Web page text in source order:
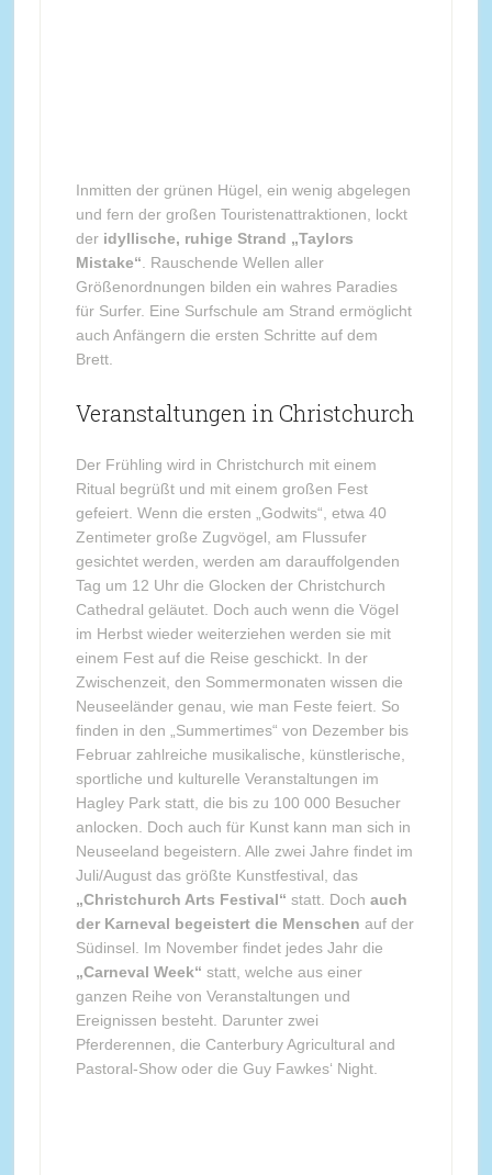
Inmitten der grünen Hügel, ein wenig abgelegen
und fern der großen Touristenattraktionen, lockt
der idyllische, ruhige Strand „Taylors
Mistake“ . Rauschende Wellen aller
Größenordnungen bilden ein wahres Paradies
für Surfer. Eine Surfschule am Strand ermöglicht
auch Anfängern die ersten Schritte auf dem
Brett.
Veranstaltungen in Christchurch
Der Frühling wird in Christchurch mit einem
Ritual begrüßt und mit einem großen Fest
gefeiert. Wenn die ersten „Godwits“, etwa 40
Zentimeter große Zugvögel, am Flussufer
gesichtet werden, werden am darauffolgenden
Tag um 12 Uhr die Glocken der Christchurch
Cathedral geläutet. Doch auch wenn die Vögel
im Herbst wieder weiterziehen werden sie mit
einem Fest auf die Reise geschickt. In der
Zwischenzeit, den Sommermonaten wissen die
Neuseeländer genau, wie man Feste feiert. So
finden in den „Summertimes“ von Dezember bis
Februar zahlreiche musikalische, künstlerische,
sportliche und kulturelle Veranstaltungen im
Hagley Park statt, die bis zu 100 000 Besucher
anlocken. Doch auch für Kunst kann man sich in
Neuseeland begeistern. Alle zwei Jahre findet im
Juli/August das größte Kunstfestival, das
„Christchurch Arts Festival“ statt. Doch auch
der Karneval begeistert die Menschen auf der
Südinsel. Im November findet jedes Jahr die
„Carneval Week“ statt, welche aus einer
ganzen Reihe von Veranstaltungen und
Ereignissen besteht. Darunter zwei
Pferderennen, die Canterbury Agricultural and
Pastoral-Show oder die Guy Fawkes‘ Night.